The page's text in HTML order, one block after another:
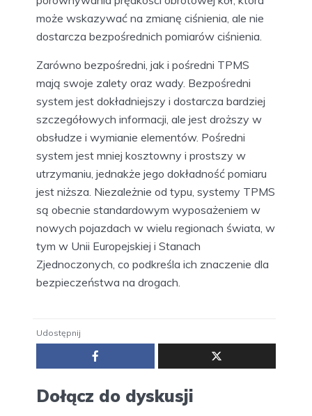
może wskazywać na zmianę ciśnienia, ale nie
dostarcza bezpośrednich pomiarów ciśnienia.
Zarówno bezpośredni, jak i pośredni TPMS
mają swoje zalety oraz wady. Bezpośredni
system jest dokładniejszy i dostarcza bardziej
szczegółowych informacji, ale jest droższy w
obsłudze i wymianie elementów. Pośredni
system jest mniej kosztowny i prostszy w
utrzymaniu, jednakże jego dokładność pomiaru
jest niższa. Niezależnie od typu, systemy TPMS
są obecnie standardowym wyposażeniem w
nowych pojazdach w wielu regionach świata, w
tym w Unii Europejskiej i Stanach
Zjednoczonych, co podkreśla ich znaczenie dla
bezpieczeństwa na drogach.
Udostępnij
Dołącz do dyskusji